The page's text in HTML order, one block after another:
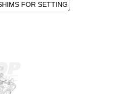
FOR SETTING